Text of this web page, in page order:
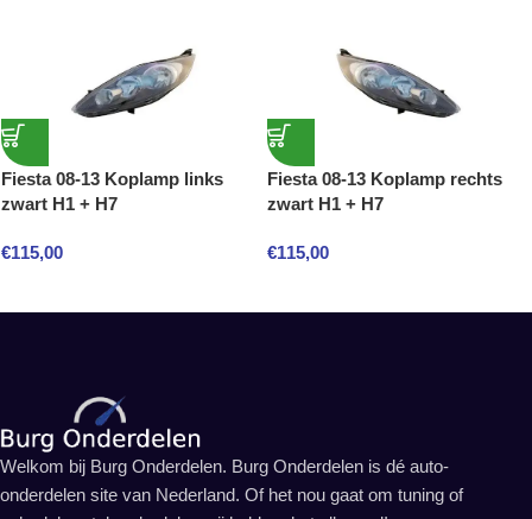
Fiesta 08-13 Koplamp links
zwart H1 + H7
€115,00
Fiesta 08-13 Koplamp rechts
zwart H1 + H7
€115,00
Welkom bij Burg Onderdelen. Burg Onderdelen is dé auto-
onderdelen site van Nederland. Of het nou gaat om tuning of